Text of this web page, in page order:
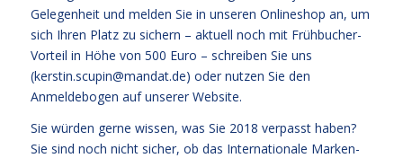
Gelegenheit und melden Sie in unseren Onlineshop an, um
sich Ihren Platz zu sichern – aktuell noch mit Frühbucher-
Vorteil in Höhe von 500 Euro – schreiben Sie uns
(kerstin.scupin@mandat.de) oder nutzen Sie den
Anmeldebogen auf unserer Website.
Sie würden gerne wissen, was Sie 2018 verpasst haben?
Sie sind noch nicht sicher, ob das Internationale Marken-